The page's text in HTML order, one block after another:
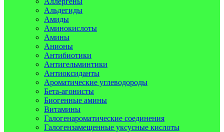
Альдегиды
Амиды
Аминокислоты
Амины
Анионы
Антибиотики
Антигельминтики
Антиоксиданты
Ароматические углеводороды
Бета-агонисты
Биогенные амины
Витамины
Галогенароматические соединения
Галогензамещенные уксусные кислоты